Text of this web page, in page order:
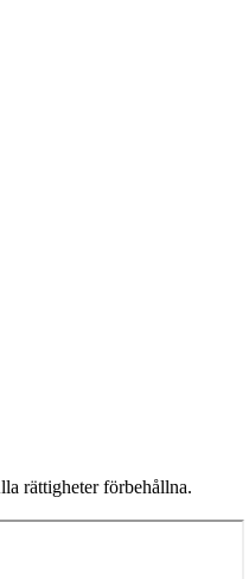
rättigheter förbehållna.